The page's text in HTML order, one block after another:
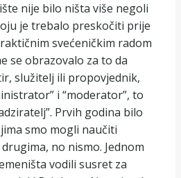
nije bilo ništa više negoli
je trebalo preskočiti prije
svećeničkim radom
se obrazovalo za to da
služitelj ili propovjednik,
i “moderator”, to
Prvih godina bilo
smo mogli naučiti
no nismo. Jednom
vodili susret za